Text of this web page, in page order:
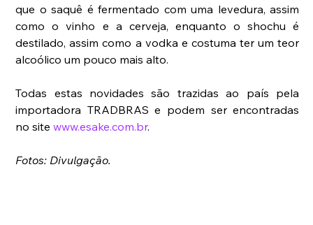
que o saquê é fermentado com uma levedura, assim
como o vinho e a cerveja, enquanto o shochu é
destilado, assim como a vodka e costuma ter um teor
alcoólico um pouco mais alto.
Todas estas novidades são trazidas ao país pela
importadora TRADBRAS e podem ser encontradas
no site www.esake.com.br.
Fotos: Divulgação.